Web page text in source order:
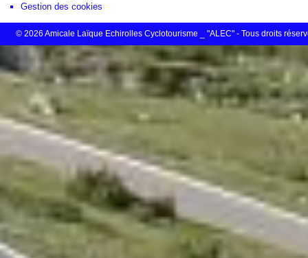
Gestion des cookies
© 2026 Amicale Laïque Echirolles Cyclotourisme _ "ALEC" - Tous droits